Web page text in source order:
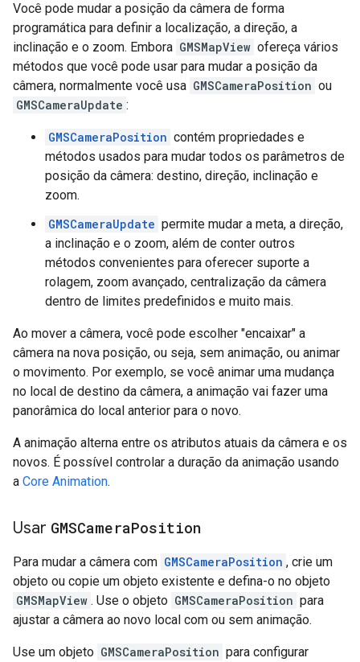
Você pode mudar a posição da câmera de forma
programática para definir a localização, a direção, a
inclinação e o zoom. Embora GMSMapView ofereça vários
métodos que você pode usar para mudar a posição da
câmera, normalmente você usa GMSCameraPosition ou
GMSCameraUpdate :
GMSCameraPosition contém propriedades e
métodos usados para mudar todos os parâmetros de
posição da câmera: destino, direção, inclinação e
zoom.
GMSCameraUpdate permite mudar a meta, a direção,
a inclinação e o zoom, além de conter outros
métodos convenientes para oferecer suporte a
rolagem, zoom avançado, centralização da câmera
dentro de limites predefinidos e muito mais.
Ao mover a câmera, você pode escolher "encaixar" a
câmera na nova posição, ou seja, sem animação, ou animar
o movimento. Por exemplo, se você animar uma mudança
no local de destino da câmera, a animação vai fazer uma
panorâmica do local anterior para o novo.
A animação alterna entre os atributos atuais da câmera e os
novos. É possível controlar a duração da animação usando
a Core Animation.
Usar GMSCameraPosition
Para mudar a câmera com GMSCameraPosition , crie um
objeto ou copie um objeto existente e defina-o no objeto
GMSMapView . Use o objeto GMSCameraPosition para
ajustar a câmera ao novo local com ou sem animação.
Use um objeto GMSCameraPosition para configurar